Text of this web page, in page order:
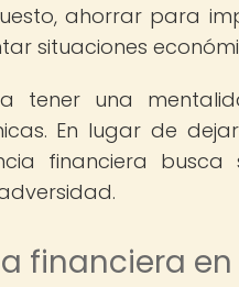
ahorrar para
situaciones
tener una
En lugar de
financiera
financiera